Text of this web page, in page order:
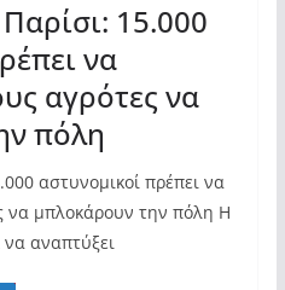
15.000
να
αγρότες να
πόλη
αστυνομικοί πρέπει να
να μπλοκάρουν την πόλη Η
να αναπτύξει